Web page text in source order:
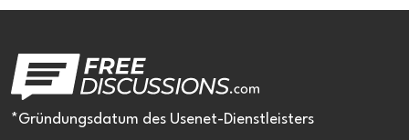
*Gründungsdatum des Usenet-Dienstleisters